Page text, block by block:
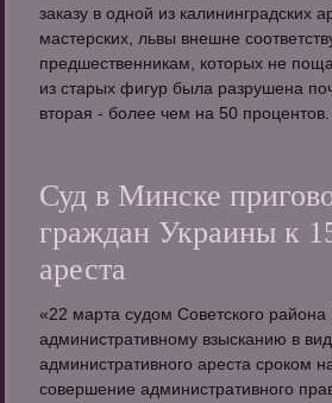
заказу в одной из калининградских
мастерских, львы внешне
предшественникам, которых не
из старых фигур была разрушена
вторая - более чем на 50 процентов.
Суд в Минске
граждан Украины к
ареста
«22 марта судом Советского
административному взысканию в
административного ареста сроком
совершение административного